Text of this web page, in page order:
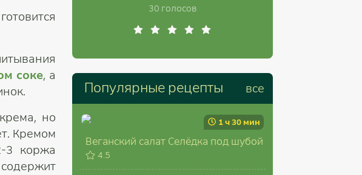
соке, а
но
Кремом
3 коржа
30 голосов
Популярные рецепты все
1 ч 30 мин
Веганский салат Селёдка под шубой
4.5